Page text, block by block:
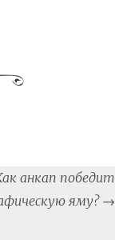
анкап победит
яму?→